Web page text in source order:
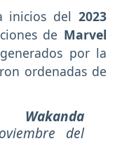
inicios del 2023
de Marvel
por la
ordenadas de
del